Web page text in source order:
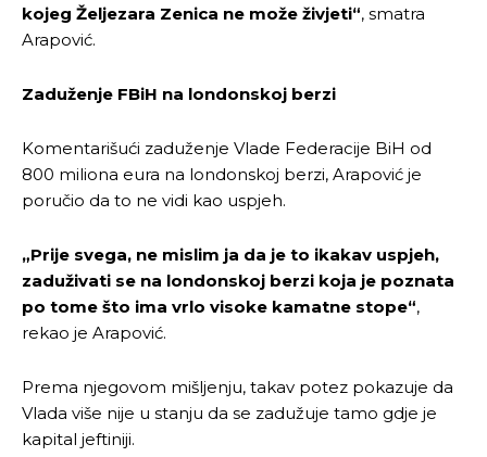
kojeg Željezara Zenica ne može živjeti“, smatra
Arapović.
Zaduženje FBiH na londonskoj berzi
Komentarišući zaduženje Vlade Federacije BiH od
800 miliona eura na londonskoj berzi, Arapović je
poručio da to ne vidi kao uspjeh.
„Prije svega, ne mislim ja da je to ikakav uspjeh,
zaduživati se na londonskoj berzi koja je poznata
po tome što ima vrlo visoke kamatne stope“,
rekao je Arapović.
Prema njegovom mišljenju, takav potez pokazuje da
Vlada više nije u stanju da se zadužuje tamo gdje je
kapital jeftiniji.